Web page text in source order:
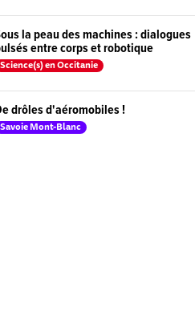
la peau des machines : dialogues
entre corps et robotique
Science(s) en Occitanie
drôles d'aéromobiles !
Savoie Mont-Blanc